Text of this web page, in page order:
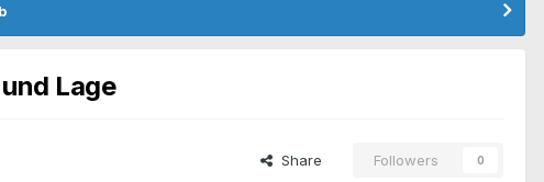
Lage
Share Followers 0